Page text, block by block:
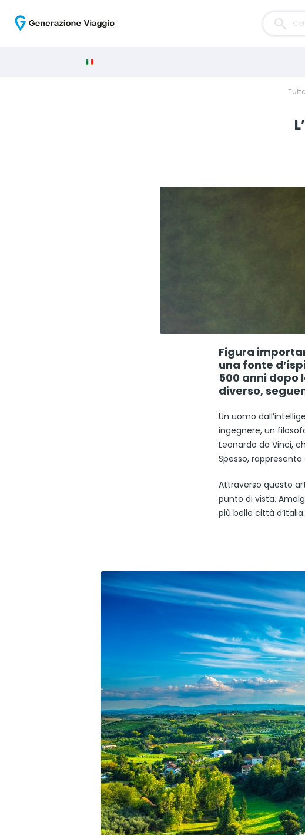
Figura
una fonte
500 anni dopo
diverso,
Un uomo
ingegnere, un
Leonardo da Vinci,
Spesso,
Attraverso questo
punto di vista.
più belle città d’Italia.